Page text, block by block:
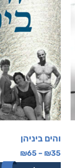
והים ביניהן
₪35
–
₪65